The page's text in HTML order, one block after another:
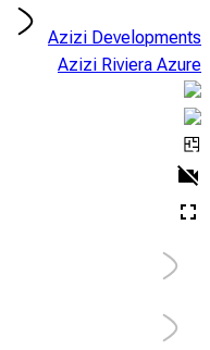
Azizi Developments
Azizi Riviera Azure